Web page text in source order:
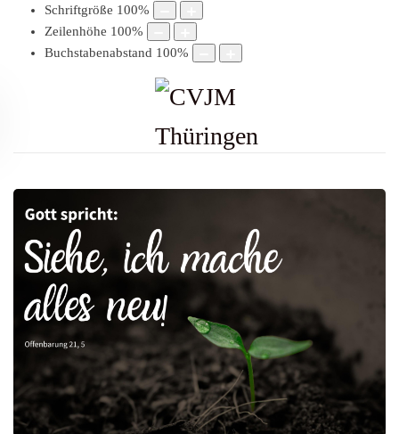
Schriftgröße 100%
Zeilenhöhe 100%
Buchstabenabstand 100%